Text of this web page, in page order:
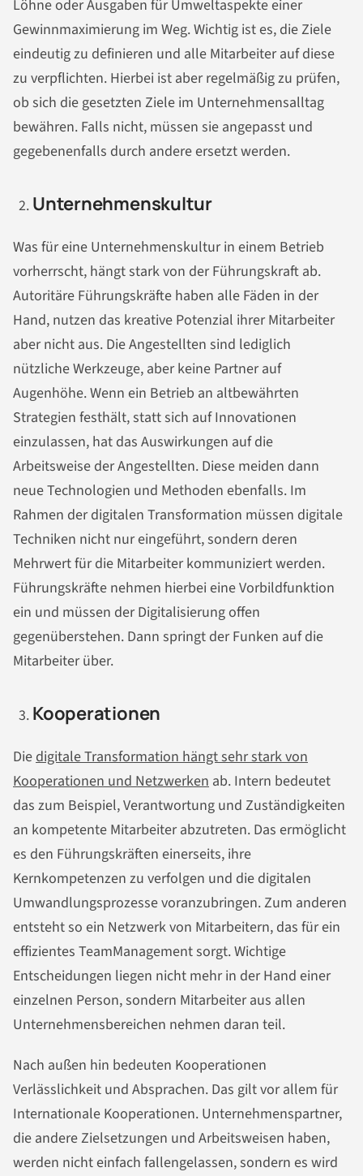
Löhne oder Ausgaben für Umweltaspekte einer
Gewinnmaximierung im Weg. Wichtig ist es, die Ziele
eindeutig zu definieren und alle Mitarbeiter auf diese
zu verpflichten. Hierbei ist aber regelmäßig zu prüfen,
ob sich die gesetzten Ziele im Unternehmensalltag
bewähren. Falls nicht, müssen sie angepasst und
gegebenenfalls durch andere ersetzt werden.
Unternehmenskultur
Was für eine Unternehmenskultur in einem Betrieb
vorherrscht, hängt stark von der Führungskraft ab.
Autoritäre Führungskräfte haben alle Fäden in der
Hand, nutzen das kreative Potenzial ihrer Mitarbeiter
aber nicht aus. Die Angestellten sind lediglich
nützliche Werkzeuge, aber keine Partner auf
Augenhöhe. Wenn ein Betrieb an altbewährten
Strategien festhält, statt sich auf Innovationen
einzulassen, hat das Auswirkungen auf die
Arbeitsweise der Angestellten. Diese meiden dann
neue Technologien und Methoden ebenfalls. Im
Rahmen der digitalen Transformation müssen digitale
Techniken nicht nur eingeführt, sondern deren
Mehrwert für die Mitarbeiter kommuniziert werden.
Führungskräfte nehmen hierbei eine Vorbildfunktion
ein und müssen der Digitalisierung offen
gegenüberstehen. Dann springt der Funken auf die
Mitarbeiter über.
Kooperationen
Diedigitale Transformation hängt sehr stark von
Kooperationen und Netzwerken ab. Intern bedeutet
das zum Beispiel, Verantwortung und Zuständigkeiten
an kompetente Mitarbeiter abzutreten. Das ermöglicht
es den Führungskräften einerseits, ihre
Kernkompetenzen zu verfolgen und die digitalen
Umwandlungsprozesse voranzubringen. Zum anderen
entsteht so ein Netzwerk von Mitarbeitern, das für ein
effizientes TeamManagement sorgt. Wichtige
Entscheidungen liegen nicht mehr in der Hand einer
einzelnen Person, sondern Mitarbeiter aus allen
Unternehmensbereichen nehmen daran teil.
Nach außen hin bedeuten Kooperationen
Verlässlichkeit und Absprachen. Das gilt vor allem für
Internationale Kooperationen. Unternehmenspartner,
die andere Zielsetzungen und Arbeitsweisen haben,
werden nicht einfach fallengelassen, sondern es wird